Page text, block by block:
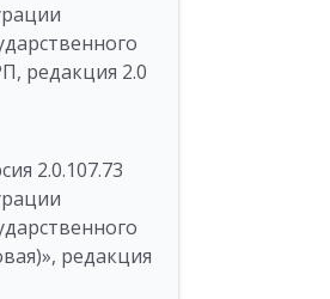
редакция 2.0
2.0.107.73
редакция